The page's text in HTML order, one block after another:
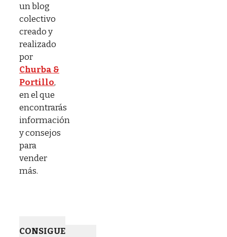
un blog
colectivo
creado y
realizado
por
Churba &
Portillo,
en el que
encontrarás
información
y consejos
para
vender
más.
CONSIGUE